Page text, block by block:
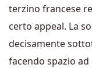
terzino francese
certo appeal. La
decisamente
facendo spazio